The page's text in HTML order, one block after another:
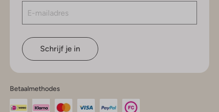
Schrijf je in
Betaalmethodes